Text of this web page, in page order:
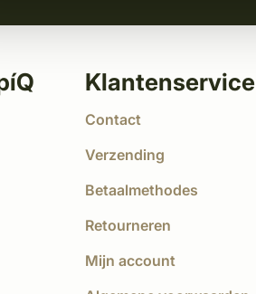
Klantenservice
Contact
Verzending
Betaalmethodes
Retourneren
Mijn account